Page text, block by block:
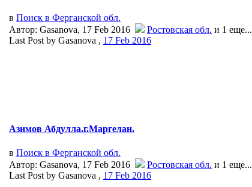
в Поиск в Ферганской обл.
Автор: Gasanova, 17 Feb 2016
Ростовская обл. и 1 еще...
Last Post by Gasanova , 17 Feb 2016
Азимов Абдулла.г.Маргелан.
в Поиск в Ферганской обл.
Автор: Gasanova, 17 Feb 2016
Ростовская обл. и 1 еще...
Last Post by Gasanova , 17 Feb 2016